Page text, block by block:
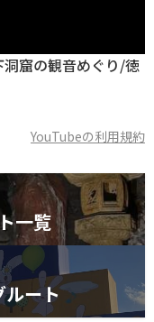
窟の観音めぐり/徳
YouTubeの利用規約
一覧
ルート